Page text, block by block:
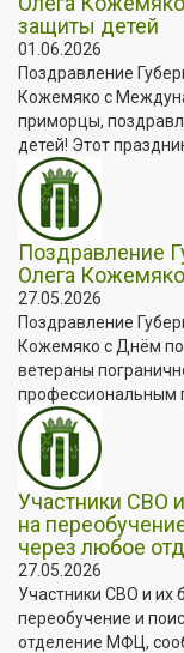
защиты детей
01.06.2026
Поздравление
Кожемяко с
приморцы,
детей! Этот
Поздравление
Олега
27.05.2026
Поздравление
Кожемяко с Днём
ветераны
профессиональным
Участники СВО
на
через любое
27.05.2026
Участники СВО и их
переобучение и
отделение МФЦ,